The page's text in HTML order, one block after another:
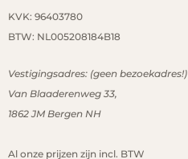
KVK: 96403780
BTW: NL005208184B18
Vestigingsadres: (geen bezoekadres!)
Van Blaaderenweg 33,
1862 JM Bergen NH
Al onze prijzen zijn incl. BTW